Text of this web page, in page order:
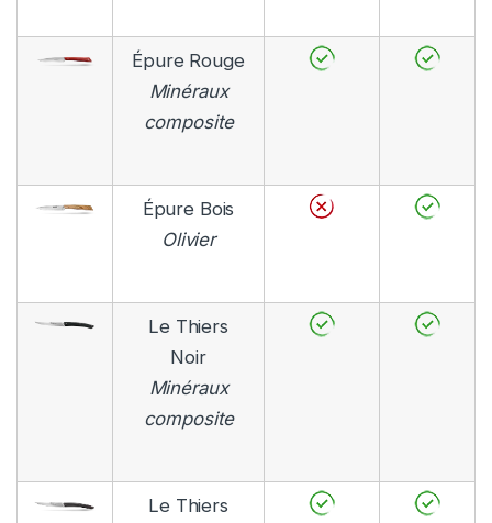
Épure Rouge
Minéraux
composite
Épure Bois
Olivier
Le Thiers
Noir
Minéraux
composite
Le Thiers